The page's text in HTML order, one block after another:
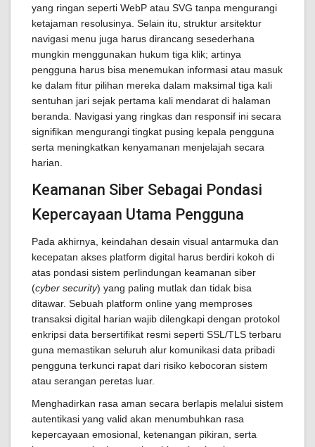
yang ringan seperti WebP atau SVG tanpa mengurangi
ketajaman resolusinya. Selain itu, struktur arsitektur
navigasi menu juga harus dirancang sesederhana
mungkin menggunakan hukum tiga klik; artinya
pengguna harus bisa menemukan informasi atau masuk
ke dalam fitur pilihan mereka dalam maksimal tiga kali
sentuhan jari sejak pertama kali mendarat di halaman
beranda. Navigasi yang ringkas dan responsif ini secara
signifikan mengurangi tingkat pusing kepala pengguna
serta meningkatkan kenyamanan menjelajah secara
harian.
Keamanan Siber Sebagai Pondasi
Kepercayaan Utama Pengguna
Pada akhirnya, keindahan desain visual antarmuka dan
kecepatan akses platform digital harus berdiri kokoh di
atas pondasi sistem perlindungan keamanan siber
(cyber security) yang paling mutlak dan tidak bisa
ditawar. Sebuah platform online yang memproses
transaksi digital harian wajib dilengkapi dengan protokol
enkripsi data bersertifikat resmi seperti SSL/TLS terbaru
guna memastikan seluruh alur komunikasi data pribadi
pengguna terkunci rapat dari risiko kebocoran sistem
atau serangan peretas luar.
Menghadirkan rasa aman secara berlapis melalui sistem
autentikasi yang valid akan menumbuhkan rasa
kepercayaan emosional, ketenangan pikiran, serta